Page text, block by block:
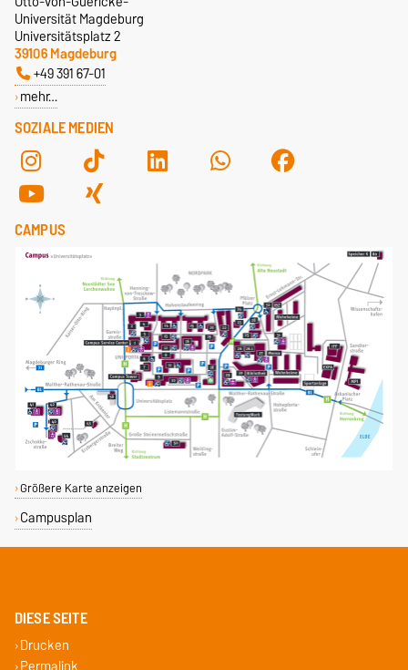
SOZIALE MEDIEN
Universität Magdeburg
Universitätsplatz 2
39106 Magdeburg
+49 391 67-01
mehr…
CAMPUS
Größere Karte anzeigen
Campusplan
DIESE SEITE
Drucken